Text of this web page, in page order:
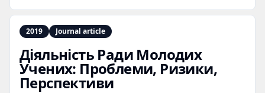
2019 Journal article
Діяльність Ради Молодих
Учених: Проблеми, Ризики,
Перспективи